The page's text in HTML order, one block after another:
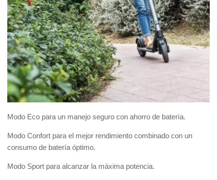
Modo Eco para un manejo seguro con ahorro de batería.
Modo Confort para el mejor rendimiento combinado con un
consumo de batería óptimo.
Modo Sport para alcanzar la máxima potencia.